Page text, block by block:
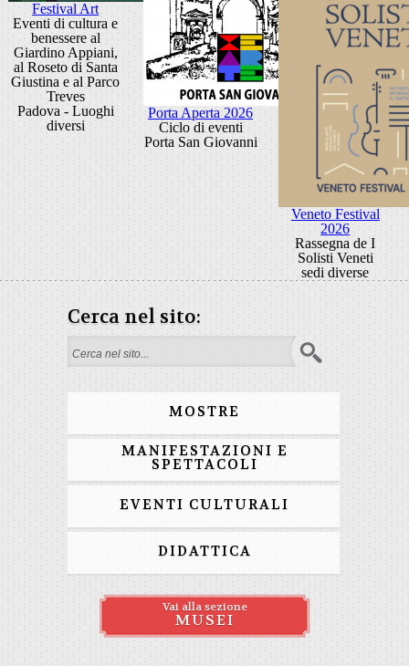
Festival Art
Eventi di cultura e
benessere al
Giardino Appiani,
al Roseto di Santa
Giustina e al Parco
Treves
Padova - Luoghi
diversi
Porta Aperta 2026
Ciclo di eventi
Porta San Giovanni
Veneto Festival
2026
Rassegna de I
Solisti Veneti
sedi diverse
Cerca nel sito:
Form di ricerca
MOSTRE
MANIFESTAZIONI E
SPETTACOLI
EVENTI CULTURALI
DIDATTICA
Vai alla sezione
MUSEI